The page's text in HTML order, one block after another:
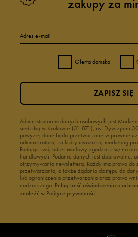
zakupy za
Adres e-mail
Oferta damska
Administratorem danych osobowych jest
siedzibą w Krakowie (31-871), os. Dywizjonu
powyżej dane będą przetwarzane w prawnie
administratora, za który uważa się marketing
Podając swój adres mailowy zgadzasz się na
handlowych. Podanie danych jest dobrowolne,
otrzymywania newslettera. Każdy ma prawo do
przetwarzania, a także żądania dostępu do
lub ograniczenia przetwarzania oraz prawo
nadzorczego. Pełną treść oświadczenia o
znaleźć w Polityce prywatności.
ZAPISZ SIĘ